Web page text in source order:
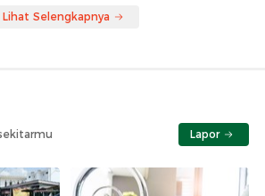
Lihat Selengkapnya
Lapor